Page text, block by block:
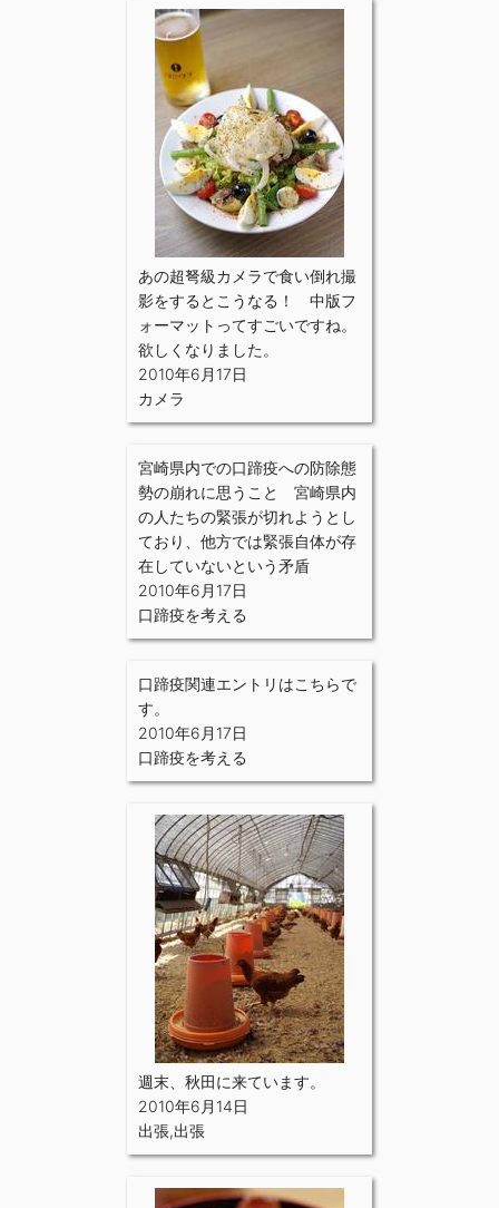
あの超弩級カメラで食い倒れ撮
影をするとこうなる！ 中版フ
ォーマットってすごいですね。
欲しくなりました。
2010年6月17日
カメラ
宮崎県内での口蹄疫への防除態
勢の崩れに思うこと 宮崎県内
の人たちの緊張が切れようとし
ており、他方では緊張自体が存
在していないという矛盾
2010年6月17日
口蹄疫を考える
口蹄疫関連エントリはこちらで
す。
2010年6月17日
口蹄疫を考える
週末、秋田に来ています。
2010年6月14日
出張,出張